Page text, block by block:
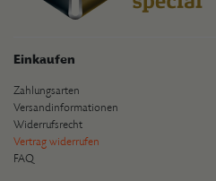
Einkaufen
Zahlungsarten
Versandinformationen
Widerrufsrecht
Vertrag widerrufen
FAQ